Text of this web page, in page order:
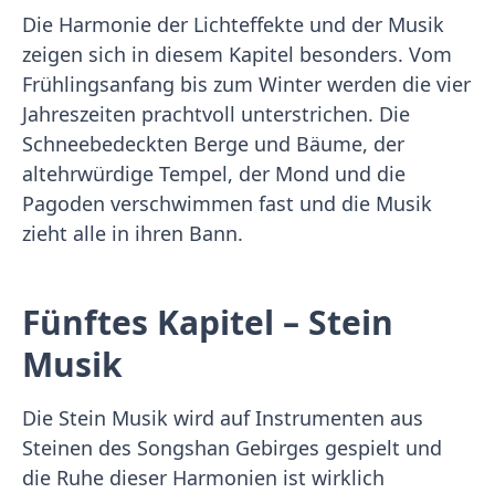
Die Harmonie der Lichteffekte und der Musik
zeigen sich in diesem Kapitel besonders. Vom
Frühlingsanfang bis zum Winter werden die vier
Jahreszeiten prachtvoll unterstrichen. Die
Schneebedeckten Berge und Bäume, der
altehrwürdige Tempel, der Mond und die
Pagoden verschwimmen fast und die Musik
zieht alle in ihren Bann.
Fünftes Kapitel – Stein
Musik
Die Stein Musik wird auf Instrumenten aus
Steinen des Songshan Gebirges gespielt und
die Ruhe dieser Harmonien ist wirklich